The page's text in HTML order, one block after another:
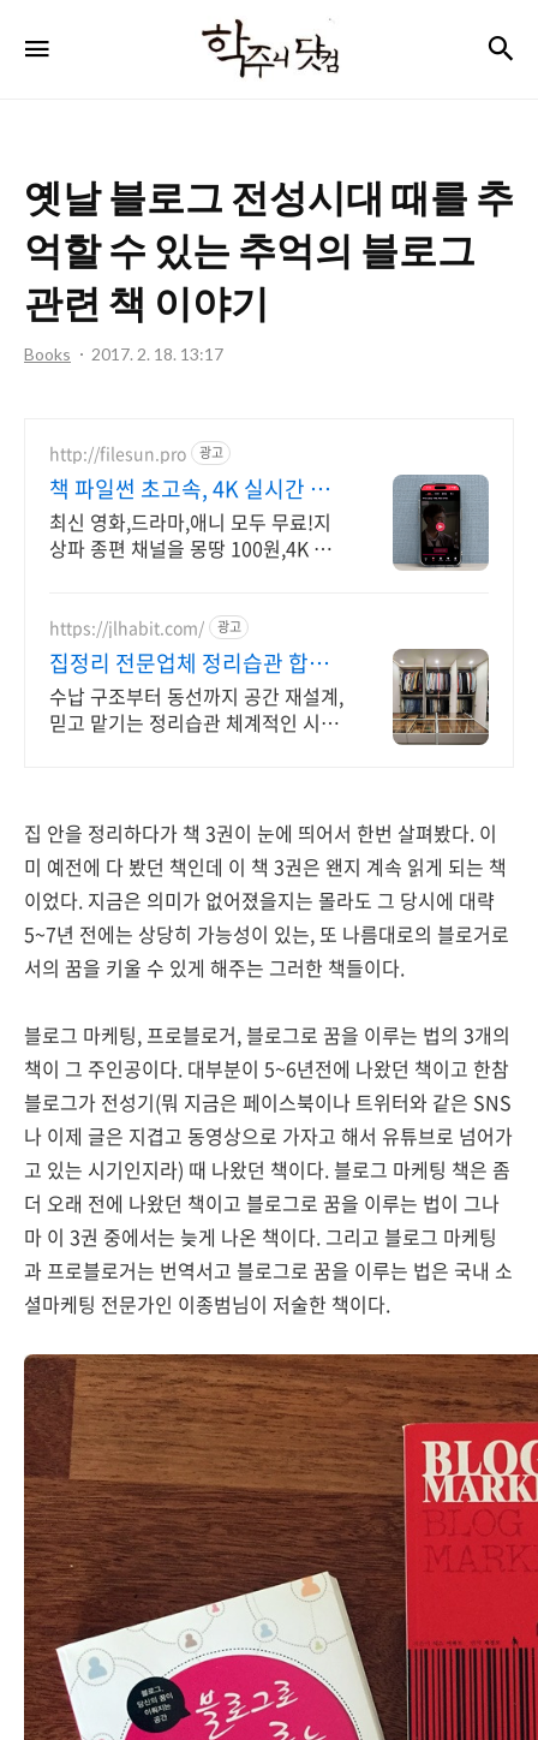
주
컴
옛날 블로그 전성시대 때를 추
억할 수 있는 추억의 블로그
관련 책 이야기
Books 2017. 2. 18. 13:17
http://filesun.pro 광고
책 파일썬 초고속, 4K 실시간 보
기!
최신 영화,드라마,애니 모두 무료!지
상파 종편 채널을 몽땅 100원,4K 스
https://jlhabit.com/ 광고
집정리 전문업체 정리습관 합리
적인 가격, 완벽한 결과
수납 구조부터 동선까지 공간 재설계,
믿고 맡기는 정리습관 체계적인 시스
집 안을 정리하다가 책 3권이 눈에 띄어서 한번 살펴봤다. 이
미 예전에 다 봤던 책인데 이 책 3권은 왠지 계속 읽게 되는 책
이었다. 지금은 의미가 없어졌을지는 몰라도 그 당시에 대략
5~7년 전에는 상당히 가능성이 있는, 또 나름대로의 블로거로
서의 꿈을 키울 수 있게 해주는 그러한 책들이다.
블로그 마케팅, 프로블로거, 블로그로 꿈을 이루는 법의 3개의
책이 그 주인공이다. 대부분이 5~6년전에 나왔던 책이고 한참
블로그가 전성기(뭐 지금은 페이스북이나 트위터와 같은 SNS
나 이제 글은 지겹고 동영상으로 가자고 해서 유튜브로 넘어가
고 있는 시기인지라) 때 나왔던 책이다. 블로그 마케팅 책은 좀
더 오래 전에 나왔던 책이고 블로그로 꿈을 이루는 법이 그나
마 이 3권 중에서는 늦게 나온 책이다. 그리고 블로그 마케팅
과 프로블로거는 번역서고 블로그로 꿈을 이루는 법은 국내 소
셜마케팅 전문가인 이종범님이 저술한 책이다.